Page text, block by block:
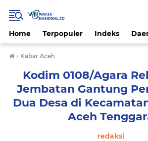
Home Terpopuler Indeks
› Kabar Aceh
Kodim 0108/Agara
Jembatan Gantung
Dua Desa di
Aceh
redaksi